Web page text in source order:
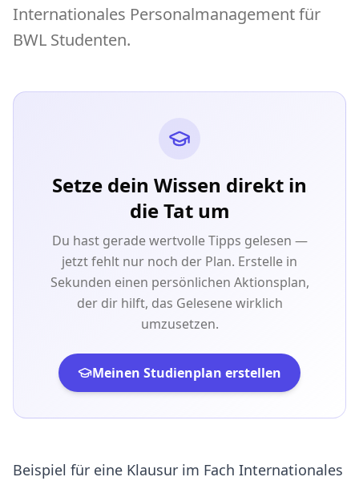
Internationales Personalmanagement für
BWL Studenten.
Setze dein Wissen direkt in
die Tat um
Du hast gerade wertvolle Tipps gelesen —
jetzt fehlt nur noch der Plan. Erstelle in
Sekunden einen persönlichen Aktionsplan,
der dir hilft, das Gelesene wirklich
umzusetzen.
Meinen Studienplan erstellen
Beispiel für eine Klausur im Fach Internationales